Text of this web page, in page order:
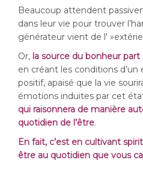
Beaucoup attendent
dans leur vie pour trouver
générateur vient de l'
Or, la source du bonheur part
en créant les conditions d’un
positif, apaisé que la vie
émotions induites par cet
qui raisonnera de manière
quotidien de l’être.
En fait, c’est en cultivant
être au quotidien que vous